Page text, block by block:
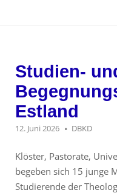
Aktuelles
Studien-
Estland
12. Juni 2026 DBKD
Klöster, Pastorate,
begeben sich 15 junge
Studierende der